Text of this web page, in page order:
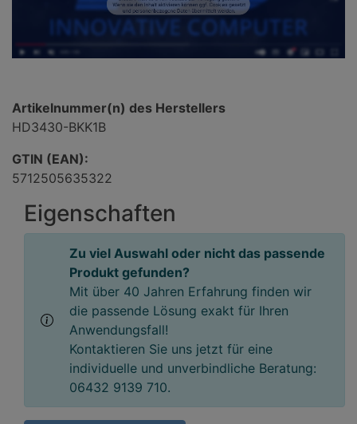
Artikelnummer(n) des Herstellers
HD3430-BKK1B
GTIN (EAN):
5712505635322
Eigenschaften
Zu viel Auswahl oder nicht das passende
Produkt gefunden?
Mit über 40 Jahren Erfahrung finden wir
die passende Lösung exakt für Ihren
Anwendungsfall!
Kontaktieren Sie uns jetzt für eine
individuelle und unverbindliche Beratung:
06432 9139 710.